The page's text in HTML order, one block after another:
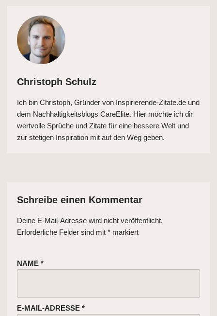
Christoph Schulz
Ich bin Christoph, Gründer von Inspirierende-Zitate.de und
dem Nachhaltigkeitsblogs CareElite. Hier möchte ich dir
wertvolle Sprüche und Zitate für eine bessere Welt und
zur stetigen Inspiration mit auf den Weg geben.
Schreibe einen Kommentar
Deine E-Mail-Adresse wird nicht veröffentlicht.
Erforderliche Felder sind mit * markiert
NAME *
E-MAIL-ADRESSE *